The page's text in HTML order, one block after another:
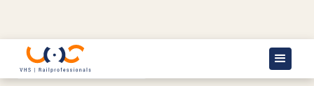
Terug naar agenda